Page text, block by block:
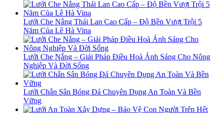
Lưới Che Nắng Thái Lan Cao Cấp – Độ Bền Vượt Trội 5
Năm Của Lê Hà Vina
Lưới Che Nắng – Giải Pháp Điều Hoà Ánh Sáng Cho Nông
Nghiệp Và Đời Sống
Lưới Chắn Sân Bóng Đá Chuyên Dụng An Toàn Và Bền
Vững